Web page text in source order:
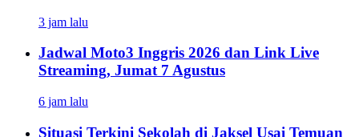
3 jam lalu
Jadwal Moto3 Inggris 2026 dan Link Live
Streaming, Jumat 7 Agustus
6 jam lalu
Situasi Terkini Sekolah di Jaksel Usai Temuan